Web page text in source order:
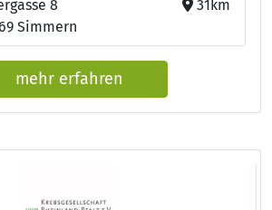
8
Simmern
31km
mehr erfahren